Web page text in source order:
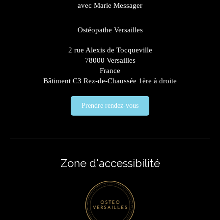
avec Marie Messager
Ostéopathe Versailles
2 rue Alexis de Tocqueville
78000 Versailles
France
Bâtiment C3 Rez-de-Chaussée 1ère à droite
Prendre rendez-vous
Zone d'accessibilité